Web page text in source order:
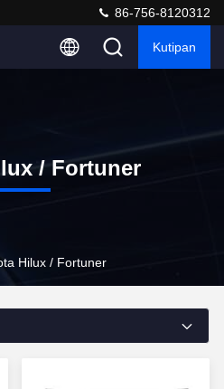
86-756-8120312
Kutipan
/ Fortuner
Hilux / Fortuner